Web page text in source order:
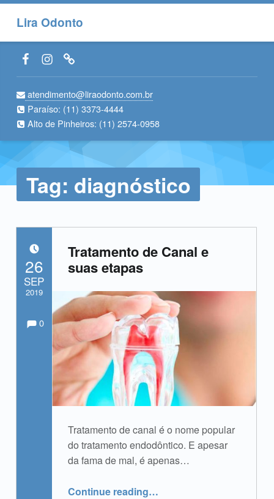
Lira Odonto
Facebook LiraOdonto
Instagram LiraOdonto
Site LiraOdonto
atendimento@liraodonto.com.br
Paraíso: (11) 3373-4444
Alto de Pinheiros: (11) 2574-0958
Tag: diagnóstico
Tratamento de Canal e
suas etapas
Tratamento de canal é o nome popular
do tratamento endodôntico. E apesar
da fama de mal, é apenas…
Continue reading“Tratamento de Canal e suas etapas”
…
POSTED ON:
26
SEP
2019
Written by: Comments:
Comments:
0